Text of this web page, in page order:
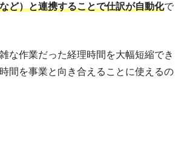
ど）と連携することで仕訳が自動化で
な作業だった経理時間を大幅短縮でき
間を事業と向き合えることに使えるの